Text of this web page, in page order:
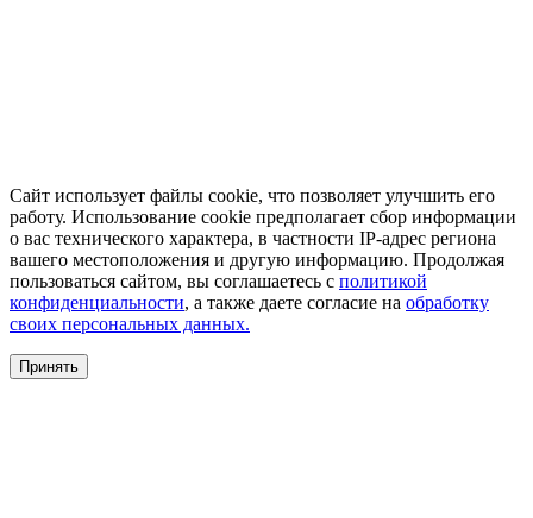
Сайт использует файлы cookie, что позволяет улучшить его
работу. Использование cookie предполагает сбор информации
о вас технического характера, в частности IP-адрес региона
вашего местоположения и другую информацию. Продолжая
пользоваться сайтом, вы соглашаетесь с политикой
конфиденциальности, а также даете согласие на обработку
своих персональных данных.
Принять